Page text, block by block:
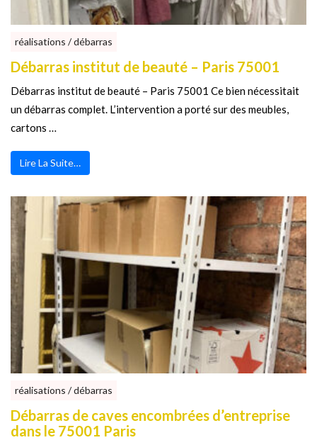
réalisations / débarras
Débarras institut de beauté – Paris 75001
Débarras institut de beauté – Paris 75001 Ce bien nécessitait
un débarras complet. L’intervention a porté sur des meubles,
cartons …
Lire La Suite…
réalisations / débarras
Débarras de caves encombrées d’entreprise
dans le 75001 Paris